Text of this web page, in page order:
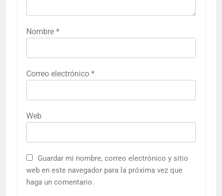
Nombre *
Correo electrónico *
Web
Guardar mi nombre, correo electrónico y sitio
web en este navegador para la próxima vez que
haga un comentario.